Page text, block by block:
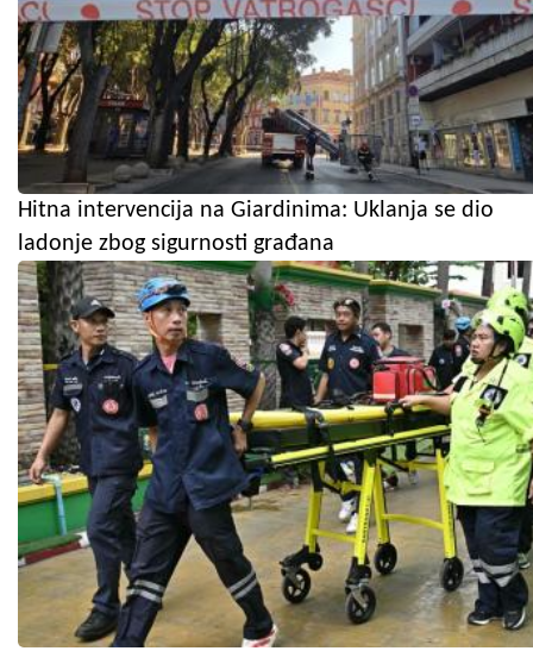
Hitna intervencija na Giardinima: Uklanja se dio
ladonje zbog sigurnosti građana